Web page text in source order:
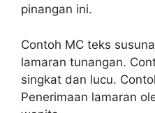
pinangan ini.
Contoh MC teks
lamaran tunangan.
singkat dan lucu.
Penerimaan lamaran